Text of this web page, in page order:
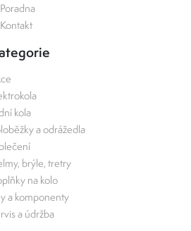
Poradna
Kontakt
kola
a odrážedla
brýle, tretry
na kolo
a komponenty
a údržba